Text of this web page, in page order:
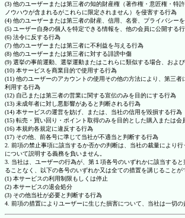
(3) 他のユーザーまたは第三者の知的財産権（著作権・意匠権・特
ノウハウが含まれるがこれらに限定されません）を侵害する行為
(4) 他のユーザーまたは第三者の財産、信用、名誉、プライバシー
(5) ユーザー自身の個人を特定できる情報を、他の会員に公開する
(6) 法令に反する行為
(7) 他のユーザーまたは第三者に不利益を与える行為
(8) 他のユーザーまたは第三者に対する誹謗中傷
(9) 選挙の事前運動、選挙運動またはこれらに類似する場合、およ
(10) 本サービスを商業目的で使用する行為
(11) 他のユーザーのアカウントの使用その他の方法により、第三者
利用する行為
(12) 自己または第三者の営業に関する宣伝のみを目的にする行為
(13) 未成年者に対し悪影響があると判断される行為
(14) 本サービスの運営を妨げ、または、当社の信用を毀損する行為
(15) 転売・買い回り・ポイント取得のみを目的とした購入または会
(16) 本規約各規定に違反する行為
(17) その他、前各号に準じて当社が不適当と判断する行為
2. 前項の禁止事項に該当するか否かの判断は、当社の裁量により
について説明する義務を負いません。
3. 当社は、ユーザーの行為が、第１項各号のいずれかに該当する
ることなく、以下の各号のいずれか又は全ての措置を講じることが
(1) 本サービスの利用制限もしくは停止
(2) 本サービスの退会処分
(3) その他当社が必要と判断する行為
4. 前項の措置によりユーザーに生じた損害について、当社は一切の